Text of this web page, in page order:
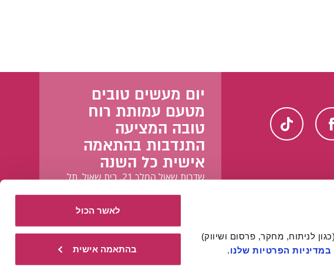
במדיניות הפרטיות שלנו.
לאשר הכול
בהתאמה אישית
יום מעשים טובים
מטעם עמותת רוח
טובה המציעה
התנדבות בהתאמה
אישית כל השנה
שדרות שאול המלך 21, בית שאול, תל